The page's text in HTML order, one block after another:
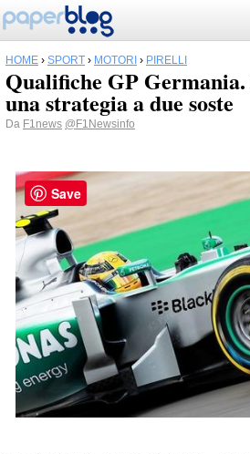
HOME › SPORT › MOTORI › PIRELLI
Qualifiche GP
una strategia a due soste
Da F1news @F1Newsinfo
Save